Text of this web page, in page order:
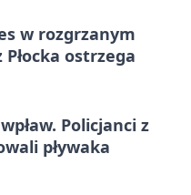
w rozgrzanym
ostrzega
Policjanci z
pływaka